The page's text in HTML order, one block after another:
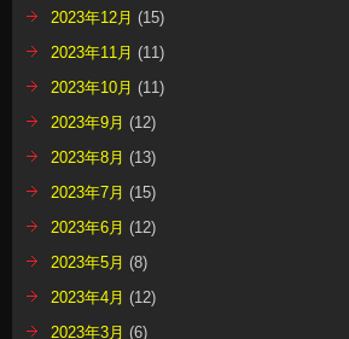
2023年12月 (15)
2023年11月 (11)
2023年10月 (11)
2023年9月 (12)
2023年8月 (13)
2023年7月 (15)
2023年6月 (12)
2023年5月 (8)
2023年4月 (12)
2023年3月 (6)